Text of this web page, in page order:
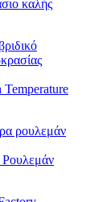
καλής
Ρουλεμάν